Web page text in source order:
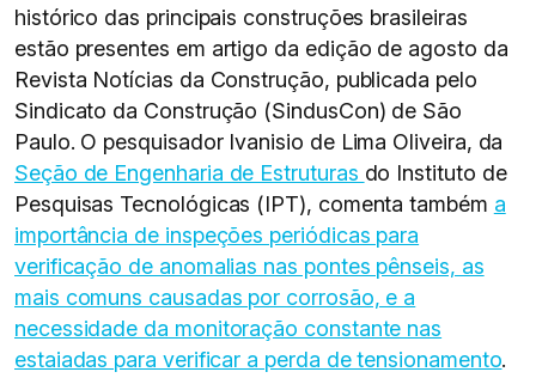
histórico das principais construções brasileiras
estão presentes em artigo da edição de agosto da
Revista Notícias da Construção, publicada pelo
Sindicato da Construção (SindusCon) de São
Paulo. O pesquisador Ivanisio de Lima Oliveira, da
Seção de Engenharia de Estruturas do Instituto de
Pesquisas Tecnológicas (IPT), comenta também a
importância de inspeções periódicas para
verificação de anomalias nas pontes pênseis, as
mais comuns causadas por corrosão, e a
necessidade da monitoração constante nas
estaiadas para verificar a perda de tensionamento.